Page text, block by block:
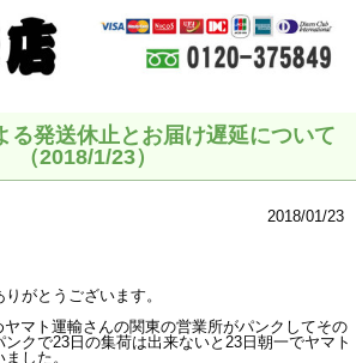
る発送休止とお届け遅延について
（2018/1/23）
2018/01/23
がとうございます。
マト運輸さんの関東の営業所がパンクしてその
クで23日の集荷は出来ないと23日朝一でヤマト
した。